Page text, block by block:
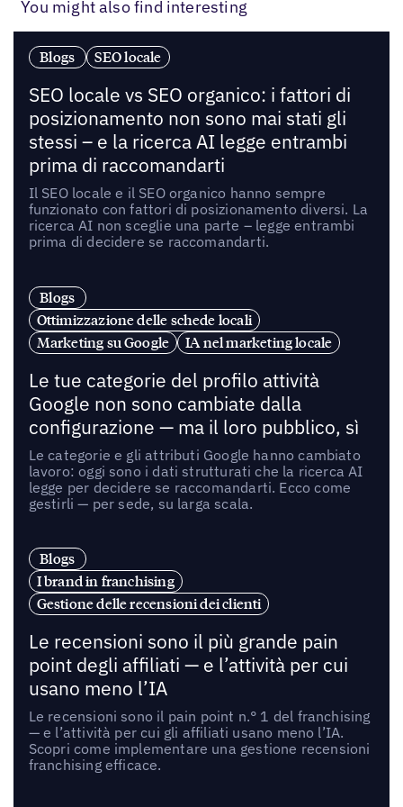
You might also find interesting
Blogs SEO locale
SEO locale vs SEO organico: i fattori di
posizionamento non sono mai stati gli
stessi – e la ricerca AI legge entrambi
prima di raccomandarti
Il SEO locale e il SEO organico hanno sempre
funzionato con fattori di posizionamento diversi. La
ricerca AI non sceglie una parte – legge entrambi
prima di decidere se raccomandarti.
Blogs
Ottimizzazione delle schede locali
Marketing su Google
IA nel marketing locale
Le tue categorie del profilo attività
Google non sono cambiate dalla
configurazione — ma il loro pubblico, sì
Le categorie e gli attributi Google hanno cambiato
lavoro: oggi sono i dati strutturati che la ricerca AI
legge per decidere se raccomandarti. Ecco come
gestirli — per sede, su larga scala.
Blogs
I brand in franchising
Gestione delle recensioni dei clienti
Le recensioni sono il più grande pain
point degli affiliati — e l’attività per cui
usano meno l’IA
Le recensioni sono il pain point n.° 1 del franchising
— e l’attività per cui gli affiliati usano meno l’IA.
Scopri come implementare una gestione recensioni
franchising efficace.